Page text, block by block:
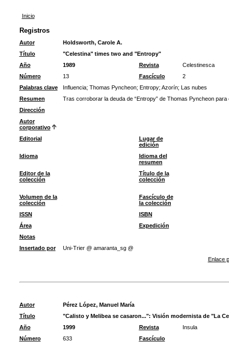
Inicio
Registros
Autor
Holdsworth, Carole A.
Título
"Celestina" times two and "Entropy"
Año
1989 Revista
Celestinesca
Número
13 Fascículo
2
Palabras clave
Influencia; Thomas Pyncheon; Entropy; Azorín; Las nubes
Resumen
Tras corroborar la deuda de “Entropy” de Thomas Pyncheon
Dirección
Autor
corporativo
Editorial
Lugar de
edición
Idioma
Idioma del
resumen
Editor de la
colección
Título de la
colección
Volumen de la
colección
Fascículo de
la colección
ISSN
ISBN
Área
Expedición
Notas
Insertado por
Uni-Trier @ amaranta_sg @
Enlace
Autor
Pérez López, Manuel María
Título
"Calisto y Melibea se casaron...": Visión modernista de "La
Año
1999 Revista
Insula
Número
633
Fascículo